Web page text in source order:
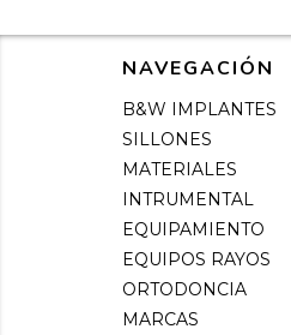
NAVEGACIÓN
B&W IMPLANTES
SILLONES
MATERIALES
INTRUMENTAL
EQUIPAMIENTO
EQUIPOS RAYOS
ORTODONCIA
MARCAS